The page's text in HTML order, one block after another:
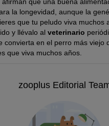
el perro más viejo
ganadero australiano
título deperro más viejo de
en 1939, tenía veintinueve
a Bobi, Bluey
la longevidad, aunque la
que tu peludo viva muchos
y llévalo al veterinario
convierta en el perro más viejo
que viva muchos años.
zooplus Editorial